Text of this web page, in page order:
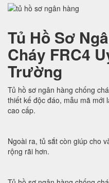
Tủ Hồ Sơ
Cháy FRC4
Trường
Tủ hồ sơ ngân hàng chống
thiết kế độc đáo, mẫu mã mới
cao cấp.
Ngoài ra, tủ sắt còn giúp cho
rộng rãi hơn.